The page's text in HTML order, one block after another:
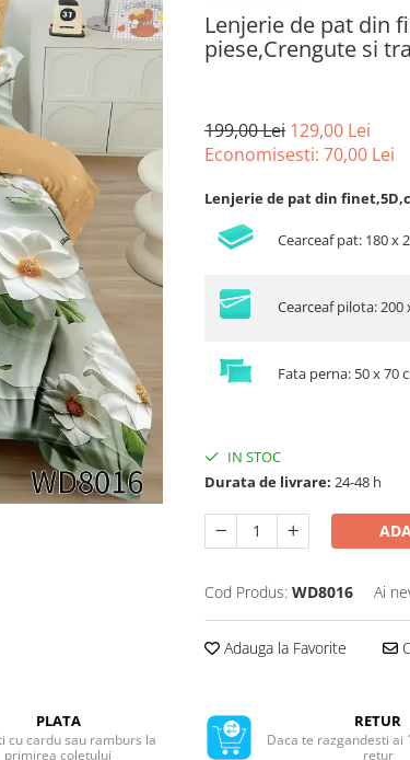
Lenjerie de pat din
piese,Crengute si
199,00 Lei 129,00 Lei
Economisesti: 70,00 Lei
Lenjerie de pat din
Cearceaf pat: 180 x
Cearceaf pilota: 200
Fata perna: 50 x 70
IN STOC
Durata de livrare: 24-48 h
Cod Produs: WD8016 Ai
Adauga la Favorite
PLATA
cu cardu sau ramburs la
primirea coletului
RETUR
Daca te razgandesti ai
retur